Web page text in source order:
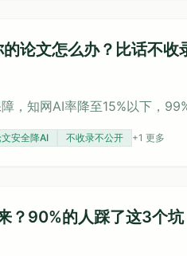
论文怎么办？比话不收
，知网AI率降至15%以下，
安全降AI 不收录不公开 +1 更多
？90%的人踩了这3个坑